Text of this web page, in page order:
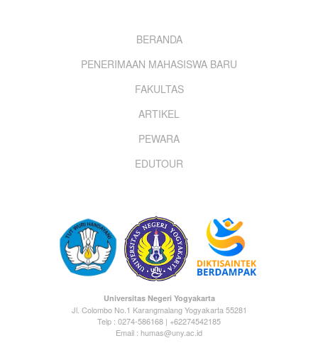
BERANDA
PENERIMAAN MAHASISWA BARU
FAKULTAS
ARTIKEL
PEWARA
EDUTOUR
Universitas Negeri Yogyakarta
Jl. Colombo No.1 Karangmalang Yogyakarta 55281
Telp : 0274-586168 | +62274542185
Email : humas@uny.ac.id